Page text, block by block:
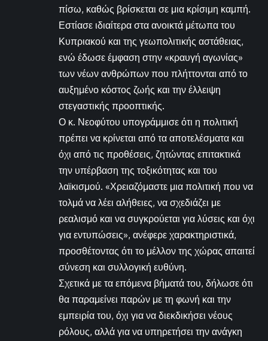
πίσω, καθώς βρίσκεται σε μια κρίσιμη καμπή.
Εστίασε ιδιαίτερα στα ανοικτά μέτωπα του
Κυπριακού και της γεωπολιτικής αστάθειας,
ενώ έδωσε έμφαση στην «κραυγή αγωνίας»
των νέων ανθρώπων που πλήττονται από το
αυξημένο κόστος ζωής και την έλλειψη
στεγαστικής προοπτικής.
Ο κ. Νεοφύτου υπογράμμισε ότι η πολιτική
πρέπει να κρίνεται από τα αποτελέσματα και
όχι από τις προθέσεις, ζητώντας επιτακτικά
την υπέρβαση της τοξικότητας και του
λαϊκισμού. «Χρειαζόμαστε μια πολιτική που να
τολμά να λέει αλήθειες, να σχεδιάζει με
ρεαλισμό και να συγκρούεται για λύσεις και όχι
για εντυπώσεις», ανέφερε χαρακτηριστικά,
προσθέτοντας ότι το μέλλον της χώρας απαιτεί
σύνεση και συλλογική ευθύνη.
Σχετικά με τα επόμενα βήματά του, δήλωσε ότι
θα παραμείνει παρών με τη φωνή και την
εμπειρία του, όχι για να διεκδικήσει νέους
ρόλους, αλλά για να υπηρετήσει την ανάγκη